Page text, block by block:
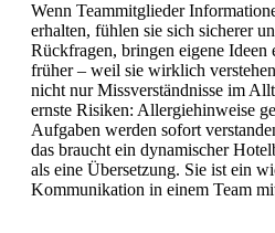
Wenn Teammitglieder
erhalten, fühlen sie sich sicherer
Rückfragen, bringen eigene Ideen
früher – weil sie wirklich
nicht nur Missverständnisse im
ernste Risiken: Allergiehinweise
Aufgaben werden sofort
das braucht ein dynamischer
als eine Übersetzung. Sie ist ein
Kommunikation in einem Team